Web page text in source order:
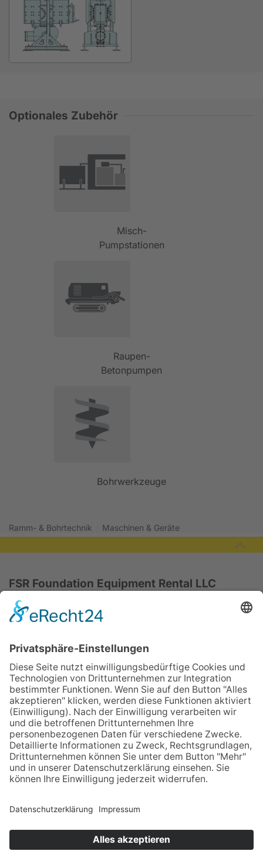
Optionales Zubehör
Misch-
Pumpstationen
Raupen-
Betonpumpen
Bohrwerkzeuge
Ramm- & Bohrtechnik Maschinen & Geräte
FSR Foundation Equipment Rental LLC
Office:Office 76 , Rasis Business Building,
4th Floor, Barsha 1 Dubai
P.O Box:123049 | Dubai, United Arab Emirates
Mobil:+971 588393073 | +971 548888697
Phone:+971 45756090
info@foundation-equipment.com
www.fsr-equipment.com
FSR LinkedIn
Kaufen | Mieten | Leasen